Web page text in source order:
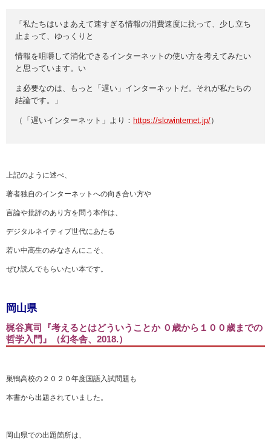
「私たちはいまあえて速すぎる情報の消費速度に抗って、少し立ち
止まって、ゆっくりと
情報を咀嚼して消化できるインターネットの使い方を考えてみたい
と思っています。い
ま必要なのは、もっと「遅い」インターネットだ。それが私たちの
結論です。」
（「遅いインターネット」より： https://slowinternet.jp/）
上記のように述べ、
著者独自のインターネットへの向き合い方や
言論や批評のあり方を問う本作は、
デジタルネイティブ世代にあたる
若い中高生のみなさんにこそ、
ぜひ読んでもらいたい本です。
岡山県
梶谷真司『考えるとはどういうことか ０歳から１００歳までの
哲学入門』（幻冬舎、2018.）
巣鴨高校の２０２０年度国語入試問題も
本書から出題されていました。
岡山県での出題箇所は、